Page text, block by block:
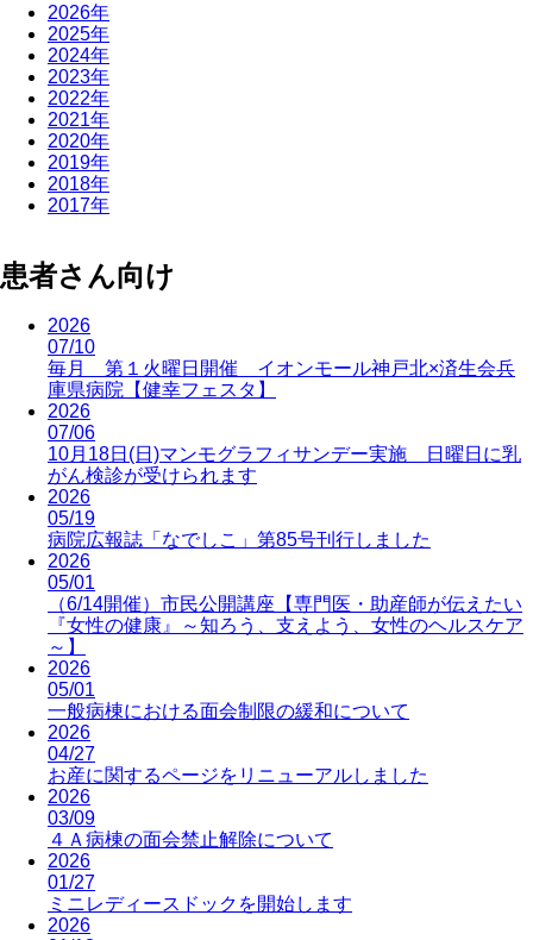
2026年
2025年
2024年
2023年
2022年
2021年
2020年
2019年
2018年
2017年
患者さん向け
2026
07/10
毎月 第１火曜日開催 イオンモール神戸北×済生会兵
庫県病院【健幸フェスタ】
2026
07/06
10月18日(日)マンモグラフィサンデー実施 日曜日に乳
がん検診が受けられます
2026
05/19
病院広報誌「なでしこ」第85号刊行しました
2026
05/01
（6/14開催）市民公開講座【専門医・助産師が伝えたい
『女性の健康』～知ろう、支えよう、女性のヘルスケア
～】
2026
05/01
一般病棟における面会制限の緩和について
2026
04/27
お産に関するページをリニューアルしました
2026
03/09
４Ａ病棟の面会禁止解除について
2026
01/27
ミニレディースドックを開始します
2026